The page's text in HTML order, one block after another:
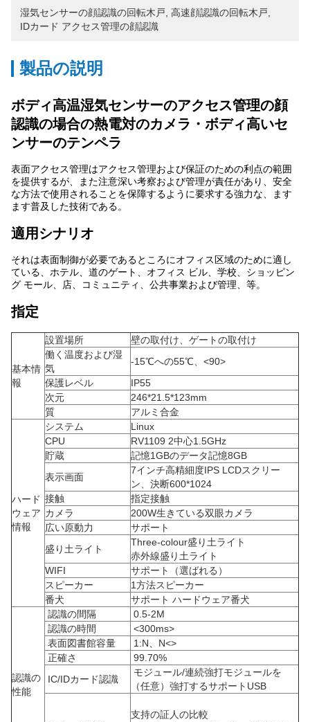
湿気センサーの顔認識の回転木戸 高速顔認識の回転木戸
IDカード アクセス管理の顔認識
製品の説明
ボディ高温湿気センサーのアクセス管理の顔
認識の場合の熱電対のカメラ・ボディ高いセ
ンサーのテンペラ
表面アクセス管理はアクセス管理および保証のための利点の範囲
を提供するが、また注意深い考察および管理が責任があり、安全
な方法で使用されることを保障するように要求する強力な、ます
ます普及した技術である。
適用シナリオ
それは表面制御が必要であるところにオフィス区域のために適し
ている、ホテル、道のゲート、オフィス ビル、学校、ショッピン
グ モール、店、コミュニティ、公共事業および管理、等。
指定
基本情
報
設置場所
壁の取付け、ゲートの取付け
働く温度および湿
気
-15℃への55℃、<90>
保護レベル
IP55
次元
246*21.5*123mm
質
アルミ合金
ハード
ウェア
情報
システム
Linux
CPU
RV1109 2中心1.5GHz
貯蔵
記憶1GBのデータ記憶8GB
表示画面
7インチ高精細度IPS LCDスクリー
ン、決断600*1024
接触
指定接触
カメラ
200W生きている双眼カメラ
広い原動力
サポート
盛り土ライト
Three-colour盛り土ライト
赤外線盛り土ライト
WIFI
サポート（選ばれる）
スピーカー
1方法スピーカー
番犬
サポート ハードウェア番犬
認識の
性能
認識の間隔
0.5-2M
認識の時間
<300ms>
表面図書館容量
1:N、N<>
正確さ
99.70%
IC/IDカード認識
モジュール/連続強打モジュールを
（任意）強打するサポートUSB
支持の証人の比較